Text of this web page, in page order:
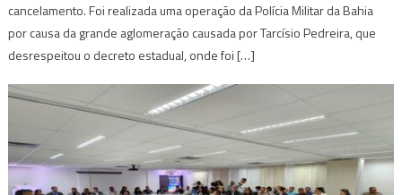
cancelamento. Foi realizada uma operação da Polícia Militar da Bahia
por causa da grande aglomeração causada por Tarcísio Pedreira, que
desrespeitou o decreto estadual, onde foi […]